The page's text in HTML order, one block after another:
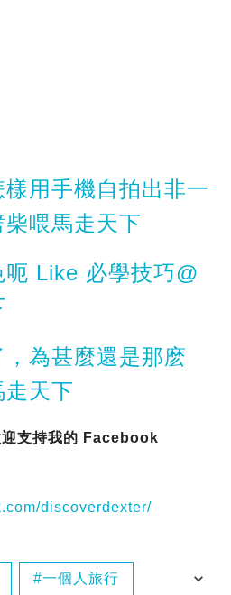
用手機自拍出非一
喂馬走天下
Like 必學技巧@
為甚麼還是那麽
天下
支持我的 Facebook
discoverdexter/
一個人旅行